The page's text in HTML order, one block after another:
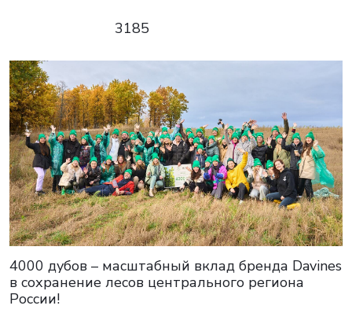
3185
4000 дубов – масштабный вклад бренда Davines
в сохранение лесов центрального региона
России!